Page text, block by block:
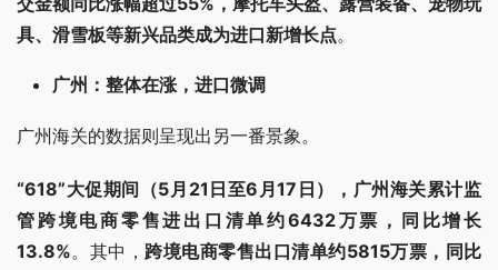
具、滑雪板等新兴品类成为进口新增长点。
广州：整体在涨，进口微调
广州海关的数据则呈现出另一番景象。
“618”大促期间（5月21日至6月17日），广州海关累计监
管跨境电商零售进出口清单约6432万票，同比增长
13.8%。其中， 跨境电商零售出口清单约5815万票，同比